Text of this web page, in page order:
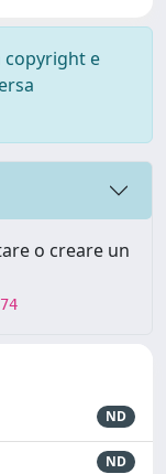
copyright e
o creare un
ND
ND